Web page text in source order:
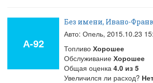
А-92
Без имени, Ивано-
Авто: Опель, 2015.10.23
Топливо Хорошее
Обслуживание Хорошее
Общая оценка 4.0 из 5
Увеличился ли расход?